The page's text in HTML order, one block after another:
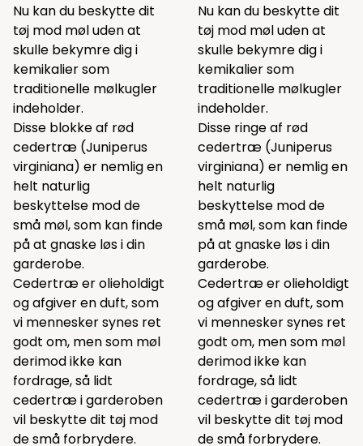
Nu kan du beskytte dit
tøj mod møl uden at
skulle bekymre dig i
kemikalier som
traditionelle mølkugler
indeholder.
Disse blokke af rød
cedertræ (Juniperus
virginiana) er nemlig en
helt naturlig
beskyttelse mod de
små møl, som kan finde
på at gnaske løs i din
garderobe.
Cedertræ er olieholdigt
og afgiver en duft, som
vi mennesker synes ret
godt om, men som møl
derimod ikke kan
fordrage, så lidt
cedertræ i garderoben
vil beskytte dit tøj mod
de små forbrydere.
Nu kan du beskytte dit
tøj mod møl uden at
skulle bekymre dig i
kemikalier som
traditionelle mølkugler
indeholder.
Disse ringe af rød
cedertræ (Juniperus
virginiana) er nemlig en
helt naturlig
beskyttelse mod de
små møl, som kan finde
på at gnaske løs i din
garderobe.
Cedertræ er olieholdigt
og afgiver en duft, som
vi mennesker synes ret
godt om, men som møl
derimod ikke kan
fordrage, så lidt
cedertræ i garderoben
vil beskytte dit tøj mod
de små forbrydere.